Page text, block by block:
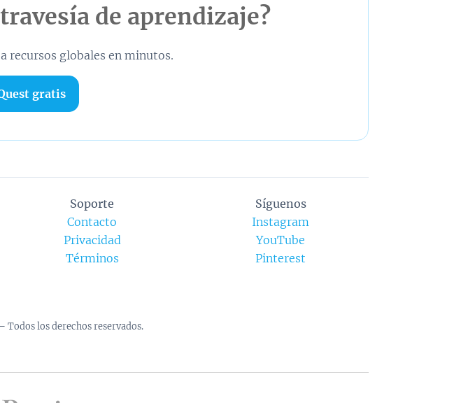
de aprendizaje?
recursos globales en minutos.
gratis
Soporte
Contacto
Privacidad
Términos
Síguenos
Instagram
YouTube
Pinterest
los derechos reservados.